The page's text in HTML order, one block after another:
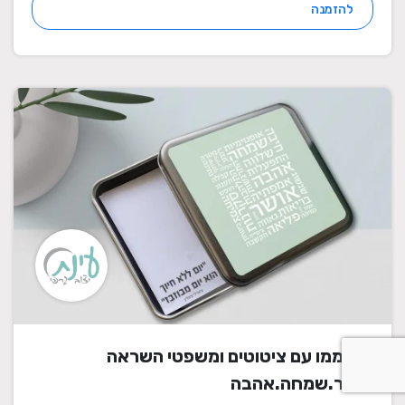
להזמנה
דפי ממו עם ציטוטים ומשפטי השראה
אושר.שמחה.אהבה